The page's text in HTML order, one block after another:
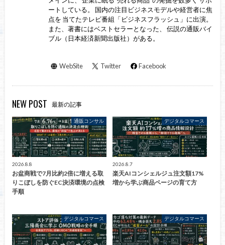
ートしている。 国内の注目ビジネスモデルや経営者に焦
点を 当てたテレビ番組「ビジネスフラッシュ」に出演。
また、著書にはベストセラーとなった、 伝説の通販バイ
ブル（日本経済新聞出版社）がある。
WebSite Twitter Facebook
NEW POST 最新の記事
通販コンサル
2026.8.8
お盆商戦で7月比約2倍に増える取
りこぼしを防ぐEC決済環境の点検
手順
デジタルコマース
2026.8.7
楽天AIコンシェルジュ注文額17%
増から学ぶ商品ページの育て方
デジタルコマース デジタルコマース